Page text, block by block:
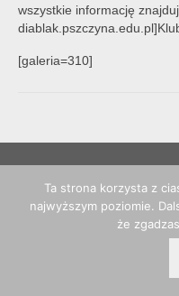
wszystkie informację
[galeria=310]
© 2026 POPP Pszczyna - WordPress
Ta strona korzysta z
najwyższym poziomie.
że